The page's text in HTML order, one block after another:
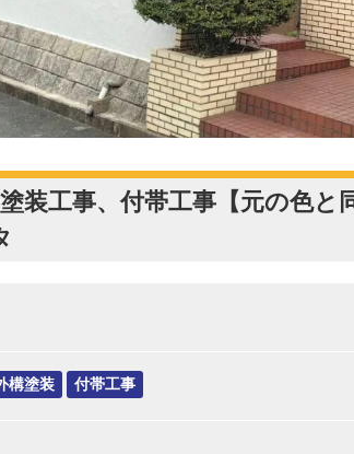
装工事、付帯工事【元の色と
構塗装 付帯工事